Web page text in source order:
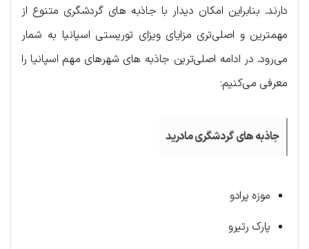
دارند. بنابراین امکان دیدار با جاذبه‌ های گردشگری متنوع از
مهمترین و اصلی‌تری مزایای ویزای توریستی اسپانیا به شمار
می‌رود. در ادامه اصلی‌ترین جاذبه های شهرهای مهم اسپانیا را
معرفی می‌کنیم:
جاذبه های گردشگری مادرید
موزه پرادو
پارک رتیرو